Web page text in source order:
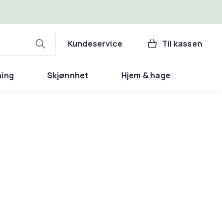
Kundeservice Til kassen
Skjønnhet Hjem & hage